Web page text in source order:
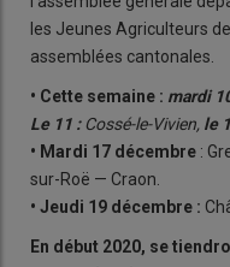
les Jeunes Agriculteurs
assemblées cantonales.
• Cette semaine : mardi
Le 11 : Cossé-le-Vivien, le
• Mardi 17 décembre :
sur-Roë — Craon.
• Jeudi 19 décembre :
En début 2020, se